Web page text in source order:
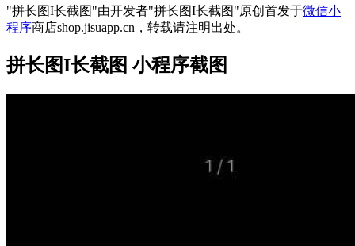
"拼长图I长截图"由开发者"拼长图I长截图"原创首发于微信小
程序商店shop.jisuapp.cn，转载请注明出处。
拼长图I长截图 小程序截图